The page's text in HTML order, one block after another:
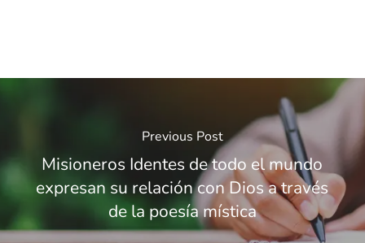
Previous Post
Misioneros Identes de todo el mundo
expresan su relación con Dios a través
de la poesía mística